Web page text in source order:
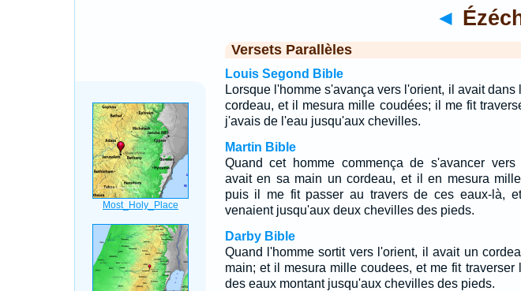
◄
Versets Parallèles
Louis Segond Bible
Lorsque l'homme s'avança vers l'orient, il avait dans
cordeau, et il mesura mille coudées; il me fit
j'avais de l'eau jusqu'aux chevilles.
Martin Bible
Quand cet homme commença de s'avancer vers
avait en sa main un cordeau, et il en mesura
puis il me fit passer au travers de ces eaux-là,
venaient jusqu'aux deux chevilles des pieds.
Darby Bible
Quand l'homme sortit vers l'orient, il avait un
main; et il mesura mille coudees, et me fit traverser
des eaux montant jusqu'aux chevilles des pieds.